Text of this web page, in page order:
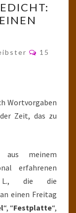
15
Wortvorgaben
Zeit, das zu
aus meinem
erfahrenen
L., die die
einen Freitag
“, “Festplatte“,